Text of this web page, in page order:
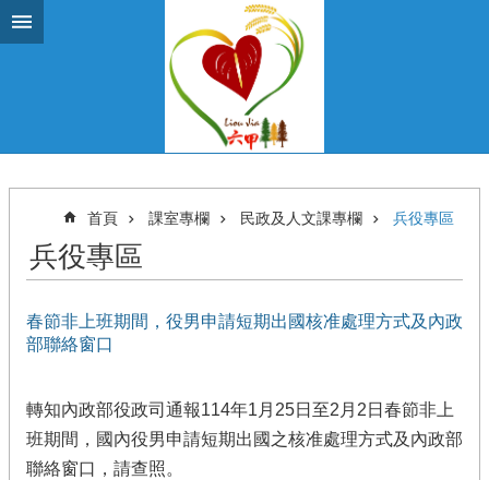
跳到主要內容區塊
首頁 課室專欄 民政及人文課專欄 兵役專區
兵役專區
春節非上班期間，役男申請短期出國核准處理方式及內政
部聯絡窗口
轉知內政部役政司通報114年1月25日至2月2日春節非上
班期間，國內役男申請短期出國之核准處理方式及內政部
聯絡窗口，請查照。